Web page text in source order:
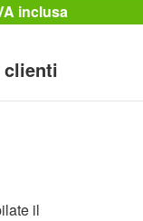
inclusa
clienti
il